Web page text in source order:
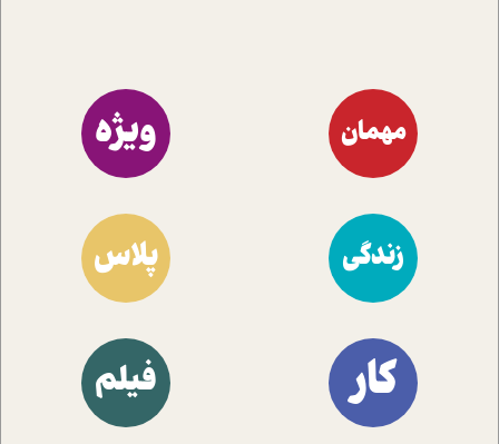
مهمان ویژه
زندگی پلاس
کار فیلم